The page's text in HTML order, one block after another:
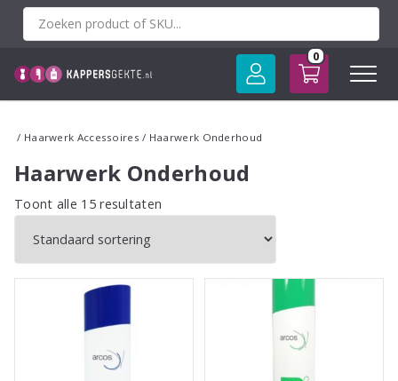
Spring
0
/ Haarwerk Accessoires / Haarwerk Onderhoud
Haarwerk Onderhoud
Toont alle 15 resultaten